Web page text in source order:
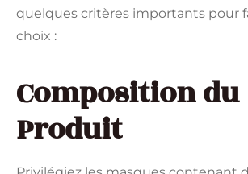
quelques critères importants pour
choix :
Composition du
Produit